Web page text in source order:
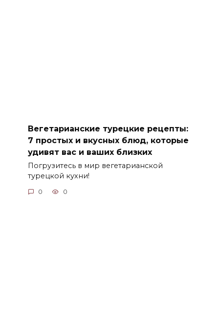
Вегетарианские турецкие рецепты:
7 простых и вкусных блюд, которые
удивят вас и ваших близких
Погрузитесь в мир вегетарианской
турецкой кухни!
0 0